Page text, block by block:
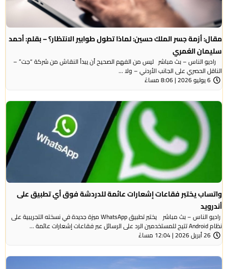
مقال: أزمة جسر الملك حسين: لماذا تطول طوابير الانتظار؟ – بقلم: أحمد
سليمان العُمري
راديو الناس – بث مباشر ليس من الفهم الصحيح أن يبدأ النقاش من شركة “جت” –
الناقل الحصري على الجانب الأردني – ولا ...
6 يوليو 2026 | 8:06 مساءً
واتساب يختبر فقاعات إشعارات عائمة للدردشة فوق أي تطبيق على
أندرويد
راديو الناس – بث مباشر يختبر تطبيق WhatsApp ميزة جديدة في نسخته التجريبية على
نظام Android تتيح للمستخدمين الرد على الرسائل عبر فقاعات إشعارات عائمة ...
26 أبريل 2026 | 12:04 مساءً